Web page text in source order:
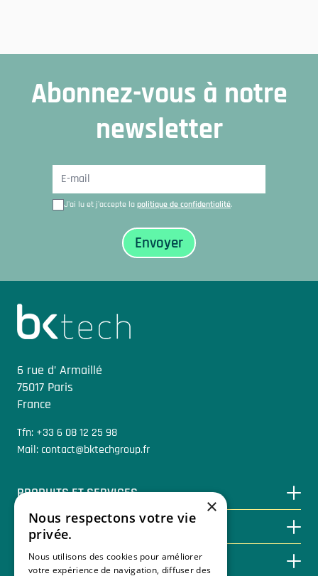
Abonnez-vous à notre
newsletter
J'ai lu et j'accepte la politique de confidentialité.
Sidfot
6 rue d’ Armaillé
75017 Paris
France
Tfn: +33 6 08 12 25 98
Mail: contact@bktechgroup.fr
PRODUITS ET SERVICES
ÉCONOMISER GRÂCE À LA BIOÉNERGIE
BASE DE CONNAISSANCES
×
Nous respectons votre vie
privée.
Nous utilisons des cookies pour améliorer
votre expérience de navigation, diffuser des